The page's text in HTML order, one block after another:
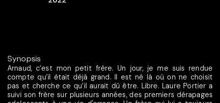
Synopsis
Arnaud, c’est mon petit frère. Un jour, je me suis rendue
compte qu’il était déjà grand. Il est né là où on ne choisit
pas et cherche ce qu’il aurait dû être. Libre. Laure Portier a
suivi son frère sur plusieurs années, des premiers dérapages